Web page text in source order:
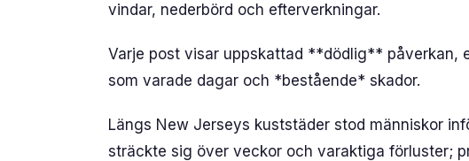
vindar, nederbörd och efterverkningar.
Varje post visar uppskattad **dödlig**
som varade dagar och *bestående* skador.
Längs New Jerseys kuststäder stod människor
sträckte sig över veckor och varaktiga förluster;